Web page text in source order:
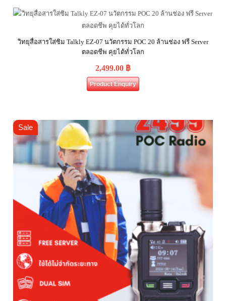
วิทยุสื่อสารใส่ซิม Talkly EZ-07 นวัตกรรม POC 20 ล้านช่อง ฟรี Server
ตลอดชีพ คุยได้ทั่วโลก
2,499.00 ฿
Product Enquiry
Sale